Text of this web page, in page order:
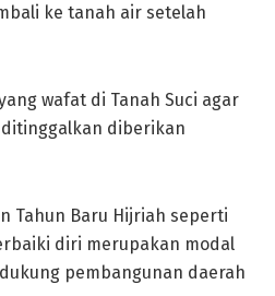
ke tanah air setelah
wafat di Tanah Suci agar
diberikan
Tahun Baru Hijriah seperti
diri merupakan modal
pembangunan daerah